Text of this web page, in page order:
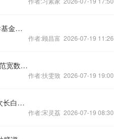
支持冒险或放大浪费：地方引导基金该怎样投向未来产业？
作者:顾昌富 2026-07-19 11:26
中国书画十大名家丨“妙言山水”范宽数字水墨发行
作者:扶雯致 2026-07-19 19:00
Yeah！生活丨冬天，总要去一次长白山吧！
作者:宋灵荔 2026-07-19 08:30